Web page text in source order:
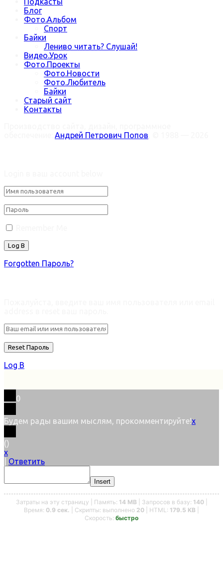
Блог
Фото.Альбом
Спорт
Байки
Лениво читать? Слушай!
Видео.Урок
Фото.Проекты
Фото.Новости
Фото.Любитель
Байки
Старый сайт
Контакты
Андрей Петрович Попов
Forgotten Пароль?
Log В
0
Будем рады вашим мыслям, прокомментируйте!x
()
x
Ответить
Insert
Затраты на эту страницу | Память: 14 MB | Запросов в базу: 140|
Время: 0.9 сек. | Скрипты: выполнено 20 | HTML: 179.5 KB
Скорость: быстро